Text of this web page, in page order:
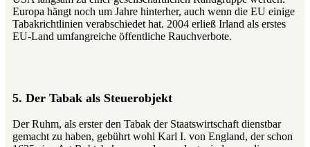
Europa hängt noch um Jahre hinterher, auch wenn die EU einige
Tabakrichtlinien verabschiedet hat. 2004 erließ Irland als erstes
EU-Land umfangreiche öffentliche Rauchverbote.
5. Der Tabak als Steuerobjekt
Der Ruhm, als erster den Tabak der Staatswirtschaft dienstbar
gemacht zu haben, gebührt wohl Karl I. von England, der schon